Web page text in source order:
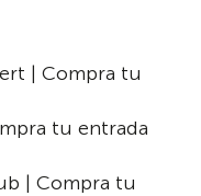
| Compra tu
tu entrada
| Compra tu